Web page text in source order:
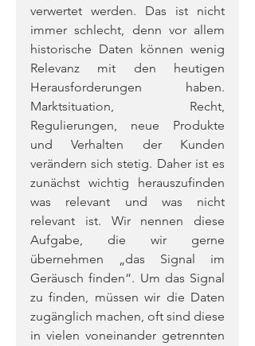
verwertet werden. Das ist nicht
immer schlecht, denn vor allem
historische Daten können wenig
Relevanz mit den heutigen
Herausforderungen haben.
Marktsituation, Recht,
Regulierungen, neue Produkte
und Verhalten der Kunden
verändern sich stetig. Daher ist es
zunächst wichtig herauszufinden
was relevant und was nicht
relevant ist. Wir nennen diese
Aufgabe, die wir gerne
übernehmen „das Signal im
Geräusch finden“. Um das Signal
zu finden, müssen wir die Daten
zugänglich machen, oft sind diese
in vielen voneinander getrennten